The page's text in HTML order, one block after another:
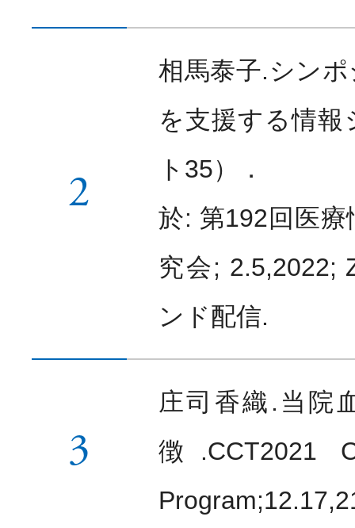
2
相馬泰子.シン
を支援する情
ト35）．
於: 第192回医
究会; 2.5,2022;
ンド配信.
3
庄司香織.当院
徴.CCT2021